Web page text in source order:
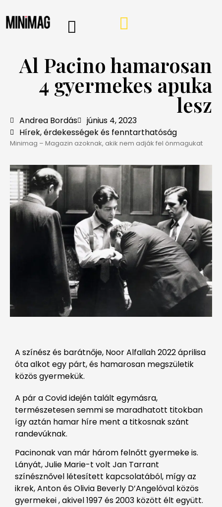
Al Pacino hamarosan
4 gyermekes apuka
lesz
Andrea Bordás
június 4, 2023
Hírek, érdekességek és fenntarthatóság
Minimag – Magazin azoknak, akik nem adják fel önmagukat
A színész és barátnője, Noor Alfallah 2022 áprilisa
óta alkot egy párt, és hamarosan megszületik
közös gyermekük.
A pár a Covid idején talált egymásra,
természetesen semmi se maradhatott titokban
így aztán hamar híre ment a titkosnak szánt
randevúknak.
Pacinonak van már három felnőtt gyermeke is.
Lányát, Julie Marie-t volt Jan Tarrant
színésznővel létesített kapcsolatából, mígy az
ikrek, Anton és Olivia Beverly D’Angelóval közös
gyermekei , akivel 1997 és 2003 között élt együtt.